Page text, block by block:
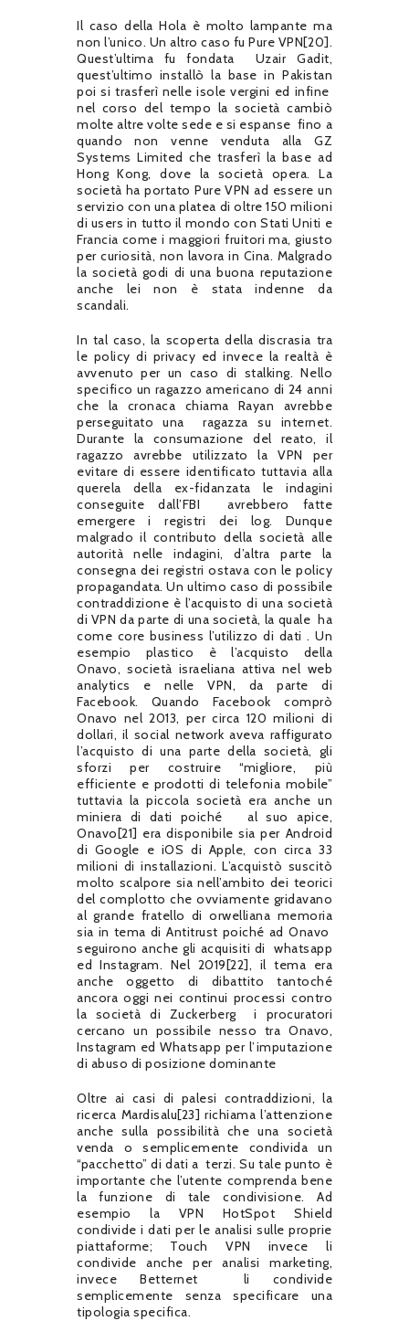
Il caso della Hola è molto lampante ma
non l’unico. Un altro caso fu Pure VPN[20].
Quest’ultima fu fondata Uzair Gadit,
quest’ultimo installò la base in Pakistan
poi si trasferì nelle isole vergini ed infine
nel corso del tempo la società cambiò
molte altre volte sede e si espanse fino a
quando non venne venduta alla GZ
Systems Limited che trasferì la base ad
Hong Kong, dove la società opera. La
società ha portato Pure VPN ad essere un
servizio con una platea di oltre 150 milioni
di users in tutto il mondo con Stati Uniti e
Francia come i maggiori fruitori ma, giusto
per curiosità, non lavora in Cina. Malgrado
la società godi di una buona reputazione
anche lei non è stata indenne da
scandali.
In tal caso, la scoperta della discrasia tra
le policy di privacy ed invece la realtà è
avvenuto per un caso di stalking. Nello
specifico un ragazzo americano di 24 anni
che la cronaca chiama Rayan avrebbe
perseguitato una
ragazza su internet.
Durante la consumazione del reato, il
ragazzo avrebbe utilizzato la VPN per
evitare di essere identificato tuttavia alla
querela della ex-fidanzata le indagini
conseguite dall’FBI
avrebbero fatte
emergere i registri dei log. Dunque
malgrado il contributo della società alle
autorità nelle indagini, d’altra parte la
consegna dei registri ostava con le policy
propagandata. Un ultimo caso di possibile
contraddizione è l’acquisto di una società
di VPN da parte di una società, la quale ha
come core business l’utilizzo di dati . Un
esempio plastico è l’acquisto della
Onavo, società israeliana attiva nel web
analytics e nelle VPN, da parte di
Facebook. Quando Facebook comprò
Onavo nel 2013, per circa 120 milioni di
dollari, il social network aveva raffigurato
l’acquisto di una parte della società, gli
sforzi per costruire “migliore, più
efficiente e prodotti di telefonia mobile”
tuttavia la piccola società era anche un
miniera di dati poiché
al suo apice,
Onavo[21] era disponibile sia per Android
di Google e iOS di Apple, con circa 33
milioni di installazioni. L’acquistò suscitò
molto scalpore sia nell’ambito dei teorici
del complotto che ovviamente gridavano
al grande fratello di orwelliana memoria
sia in tema di Antitrust poiché ad Onavo
seguirono anche gli acquisiti di
whatsapp
ed Instagram. Nel 2019[22], il tema era
anche oggetto di dibattito tantoché
ancora oggi nei continui processi contro
la società di Zuckerberg
i procuratori
cercano un possibile nesso tra Onavo,
Instagram ed Whatsapp per l’imputazione
di abuso di posizione dominante
Oltre ai casi di palesi contraddizioni, la
ricerca Mardisalu[23] richiama l’attenzione
anche sulla possibilità che una società
venda o semplicemente condivida un
“pacchetto” di dati a terzi. Su tale punto è
importante che l’utente comprenda bene
la funzione di tale condivisione. Ad
esempio la VPN HotSpot Shield
condivide i dati per le analisi sulle proprie
piattaforme; Touch VPN invece li
condivide anche per analisi marketing,
invece Betternet
li condivide
semplicemente senza specificare una
tipologia specifica.